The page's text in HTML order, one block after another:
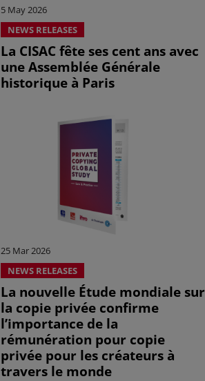
5 May 2026
NEWS RELEASES
La CISAC fête ses cent ans avec
une Assemblée Générale
historique à Paris
25 Mar 2026
NEWS RELEASES
La nouvelle Étude mondiale sur
la copie privée confirme
l’importance de la
rémunération pour copie
privée pour les créateurs à
travers le monde